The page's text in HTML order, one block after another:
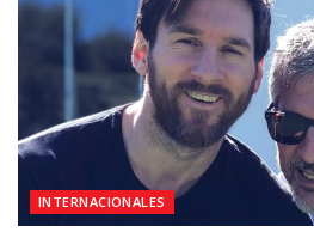
INTERNACIONALES